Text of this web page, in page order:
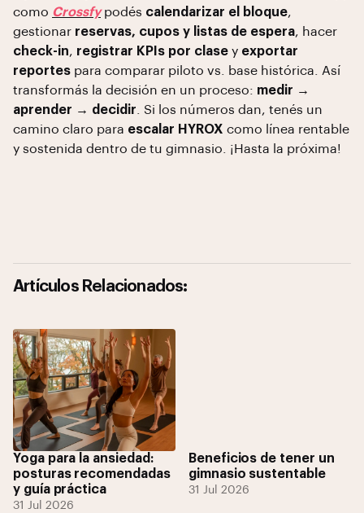
como Crossfypodés calendarizar el bloque,
gestionar reservas, cupos y listas de espera, hacer
check-in, registrar KPIs por clase y exportar
reportes para comparar piloto vs. base histórica. Así
transformás la decisión en un proceso: medir →
aprender → decidir . Si los números dan, tenés un
camino claro para escalar HYROX como línea rentable
y sostenida dentro de tu gimnasio. ¡Hasta la próxima!
Artículos Relacionados:
Yoga para la ansiedad:
posturas recomendadas
y guía práctica
31 Jul 2026
Beneficios de tener un
gimnasio sustentable
31 Jul 2026